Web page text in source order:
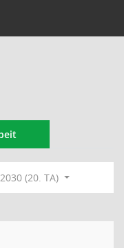
(20. TA)